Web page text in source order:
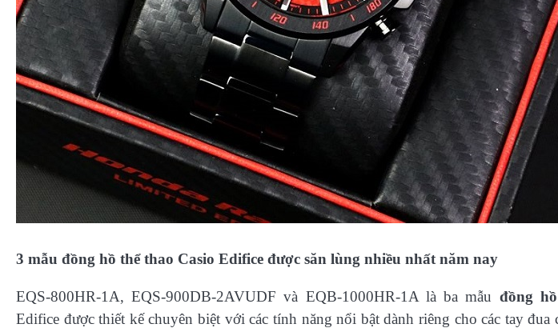
3 mẫu đồng hồ thể thao Casio Edifice được săn lùng nhiều nhất năm nay
EQS-800HR-1A, EQS-900DB-2AVUDF và EQB-1000HR-1A là ba mẫu đồng
Edifice được thiết kế chuyên biệt với các tính năng nổi bật dành riêng cho các tay